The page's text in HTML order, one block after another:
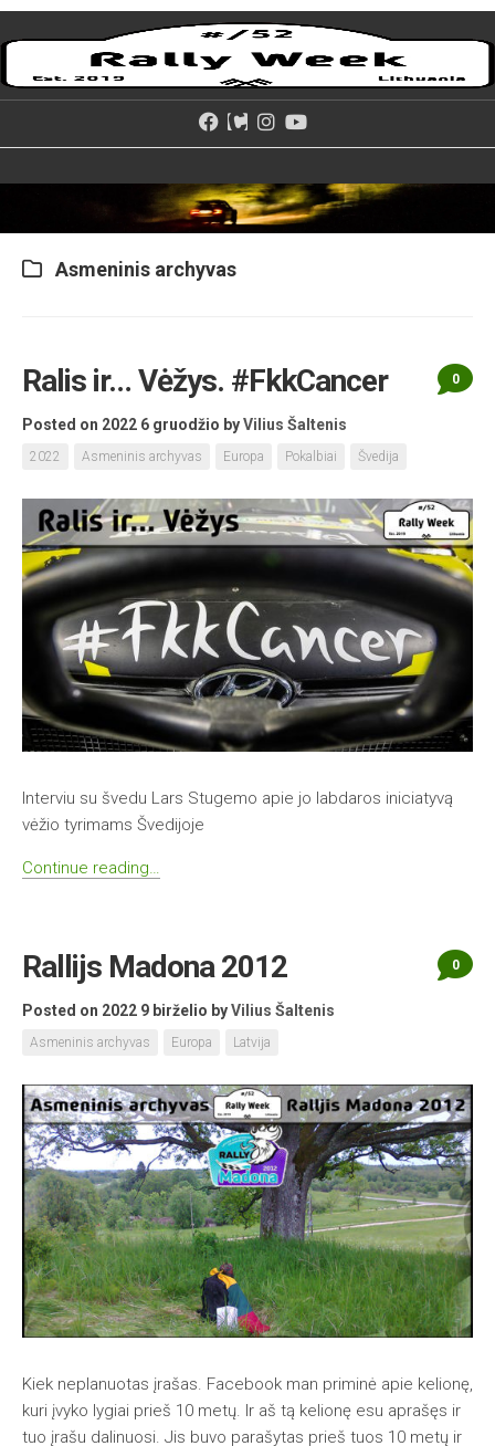
Skip
to
Asmeninis archyvas
Ralis ir… Vėžys. #FkkCancer
Posted on 2022 6 gruodžio byVilius Šaltenis
2022 Asmeninis archyvas Europa Pokalbiai Švedija
0
Interviu su švedu Lars Stugemo apie jo labdaros iniciatyvą
vėžio tyrimams Švedijoje
Continue reading…
Rallijs Madona 2012
Posted on 2022 9 birželio byVilius Šaltenis
Asmeninis archyvas Europa Latvija
0
Kiek neplanuotas įrašas. Facebook man priminė apie kelionę,
kuri įvyko lygiai prieš 10 metų. Ir aš tą kelionę esu aprašęs ir
tuo įrašu dalinuosi. Jis buvo parašytas prieš tuos 10 metų ir